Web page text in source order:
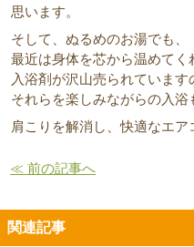
思います。
そして、ぬるめのお湯でも、
最近は身体を芯から温めてく
入浴剤が沢山売られています
それらを楽しみながらの入浴
肩こりを解消し、快適なエア
≪ 前の記事へ
関連記事